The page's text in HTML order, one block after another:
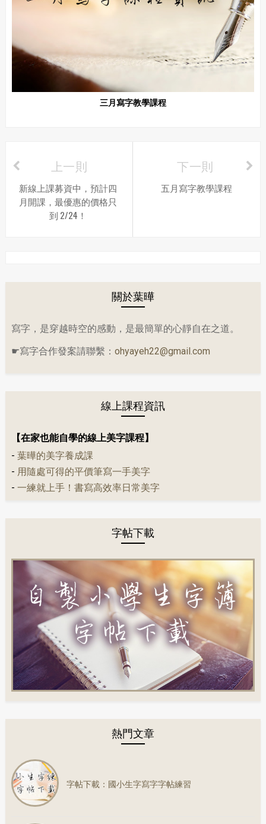
三月寫字教學課程
下一則
五月寫字教學課程
上一則
新線上課募資中，預計四
月開課，最優惠的價格只
到 2/24！
關於葉曄
寫字，是穿越時空的感動，是最簡單的心靜自在之道。
☛寫字合作發案請聯繫： ohyayeh22@gmail.com
線上課程資訊
【在家也能自學的線上美字課程】
- 葉曄的美字養成課
- 用隨處可得的平價筆寫一手美字
- 一練就上手！書寫高效率日常美字
字帖下載
熱門文章
字帖下載：國小生字寫字字帖練習